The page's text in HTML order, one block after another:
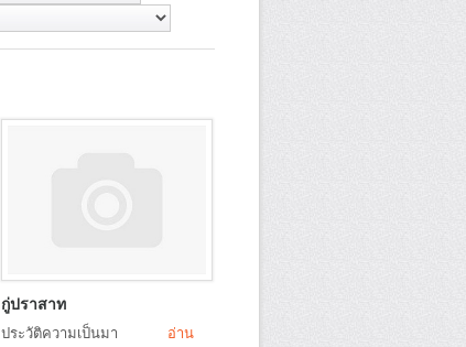
กู่ปราสาท
ประวัติความเป็นมา อ่าน